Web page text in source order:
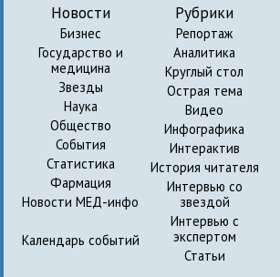
Новости
Бизнес
Государство и
медицина
Звезды
Наука
Общество
События
Статистика
Фармация
Новости МЕД-инфо
Календарь событий
Рубрики
Репортаж
Аналитика
Круглый стол
Острая тема
Видео
Инфографика
Интерактив
История читателя
Интервью со
звездой
Интервью с
экспертом
Статьи